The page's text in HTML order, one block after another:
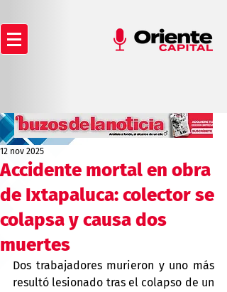
Accidente mortal en obra
de Ixtapaluca: colector se
colapsa y causa dos
muertes
12 nov 2025
Dos trabajadores murieron y uno más
resultó lesionado tras el colapso de un